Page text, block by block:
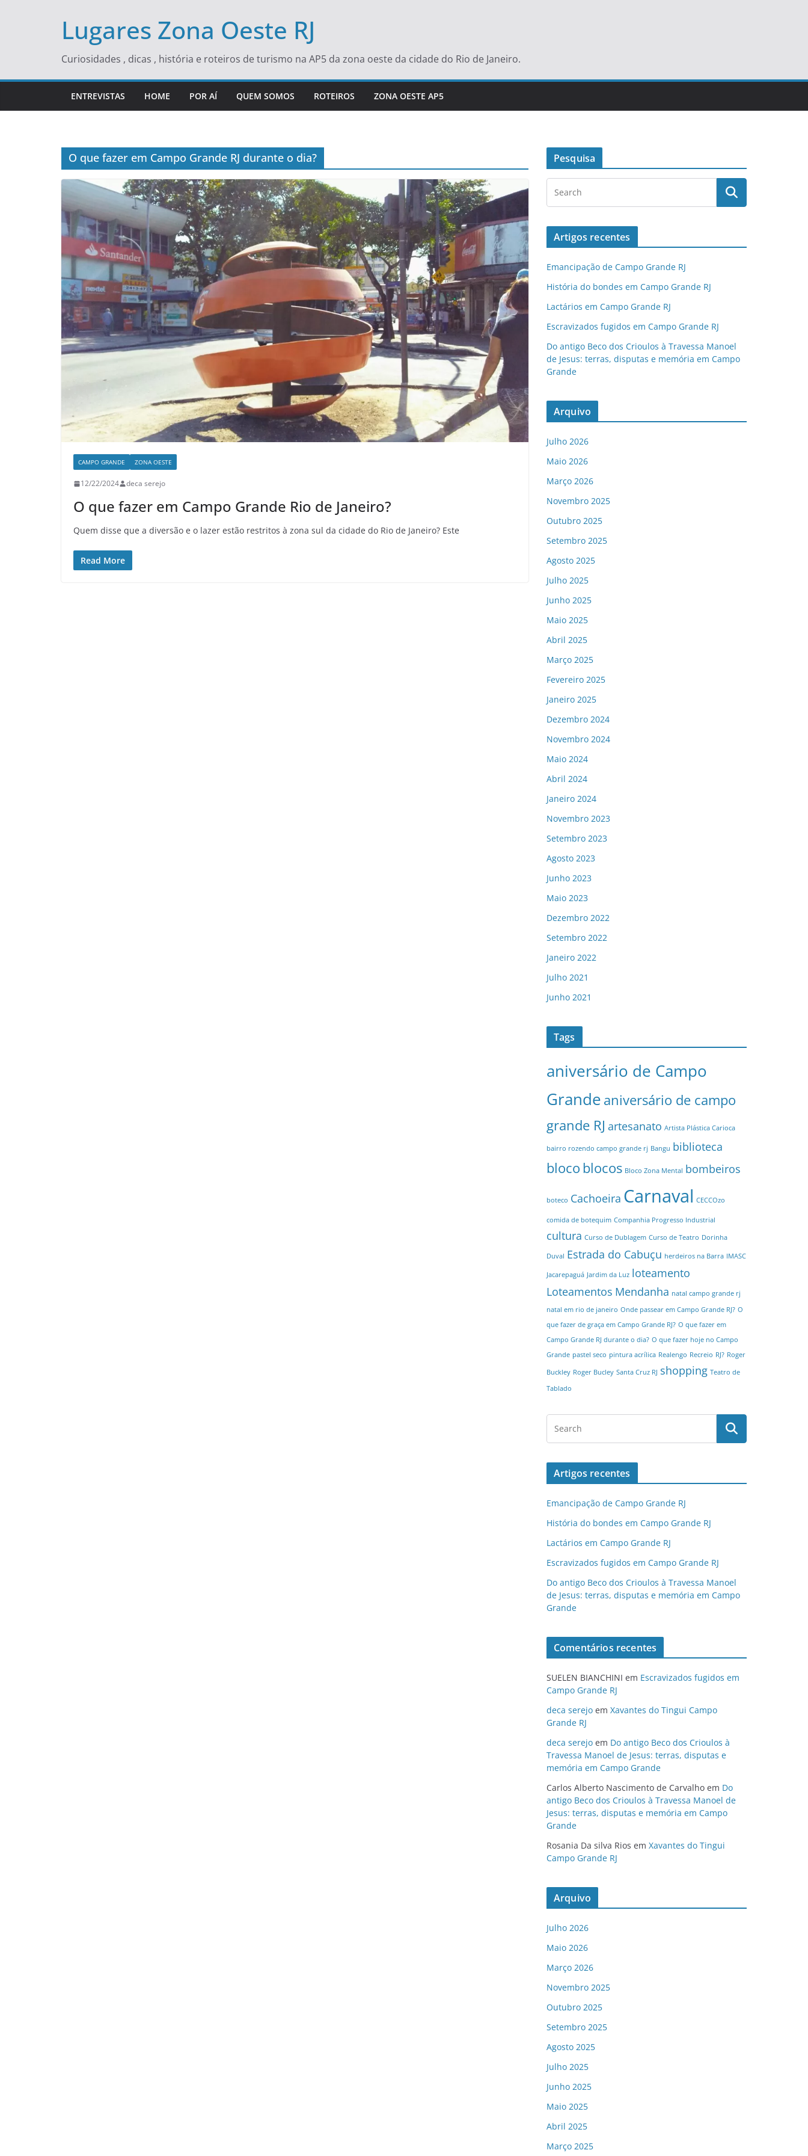
Lugares Zona Oeste RJ
Curiosidades , dicas , história e roteiros de turismo na AP5 da zona oeste da cidade do Rio de Janeiro.
ENTREVISTAS HOME POR AÍ QUEM SOMOS ROTEIROS ZONA OESTE AP5
O que fazer em Campo Grande RJ durante o dia?
CAMPO GRANDE ZONA OESTE
12/22/2024 deca serejo
O que fazer em Campo Grande Rio de Janeiro?
Quem disse que a diversão e o lazer estão restritos à zona sul da cidade do Rio de Janeiro? Este
Read More
Pesquisa
Artigos recentes
Emancipação de Campo Grande RJ
História do bondes em Campo Grande RJ
Lactários em Campo Grande RJ
Escravizados fugidos em Campo Grande RJ
Do antigo Beco dos Crioulos à Travessa Manoel
de Jesus: terras, disputas e memória em Campo
Grande
Arquivo
Julho 2026
Maio 2026
Março 2026
Novembro 2025
Outubro 2025
Setembro 2025
Agosto 2025
Julho 2025
Junho 2025
Maio 2025
Abril 2025
Março 2025
Fevereiro 2025
Janeiro 2025
Dezembro 2024
Novembro 2024
Maio 2024
Abril 2024
Janeiro 2024
Novembro 2023
Setembro 2023
Agosto 2023
Junho 2023
Maio 2023
Dezembro 2022
Setembro 2022
Janeiro 2022
Julho 2021
Junho 2021
Tags
aniversário de Campo
Grandeaniversário de campo
grande RJ artesanato Artista Plástica Carioca
bairro rozendo campo grande rj Bangu biblioteca
blocoblocos Bloco Zona Mental bombeiros
boteco Cachoeira Carnaval CECCOzo
comida de botequim Companhia Progresso Industrial
cultura Curso de Dublagem Curso de Teatro Dorinha
Duval Estrada do Cabuçu herdeiros na Barra IMASC
Jacarepaguá Jardim da Luz loteamento
Loteamentos Mendanha natal campo grande rj
natal em rio de janeiro Onde passear em Campo Grande RJ? O
que fazer de graça em Campo Grande RJ? O que fazer em
Campo Grande RJ durante o dia? O que fazer hoje no Campo
Grande pastel seco pintura acrílica Realengo Recreio RJ? Roger
Buckley Roger Bucley Santa Cruz RJ shopping Teatro de
Tablado
Artigos recentes
Emancipação de Campo Grande RJ
História do bondes em Campo Grande RJ
Lactários em Campo Grande RJ
Escravizados fugidos em Campo Grande RJ
Do antigo Beco dos Crioulos à Travessa Manoel
de Jesus: terras, disputas e memória em Campo
Grande
Comentários recentes
SUELEN BIANCHINI em Escravizados fugidos em
Campo Grande RJ
deca serejo em Xavantes do Tingui Campo
Grande RJ
deca serejo em Do antigo Beco dos Crioulos à
Travessa Manoel de Jesus: terras, disputas e
memória em Campo Grande
Carlos Alberto Nascimento de Carvalho em Do
antigo Beco dos Crioulos à Travessa Manoel de
Jesus: terras, disputas e memória em Campo
Grande
Rosania Da silva Rios em Xavantes do Tingui
Campo Grande RJ
Arquivo
Julho 2026
Maio 2026
Março 2026
Novembro 2025
Outubro 2025
Setembro 2025
Agosto 2025
Julho 2025
Junho 2025
Maio 2025
Abril 2025
Março 2025